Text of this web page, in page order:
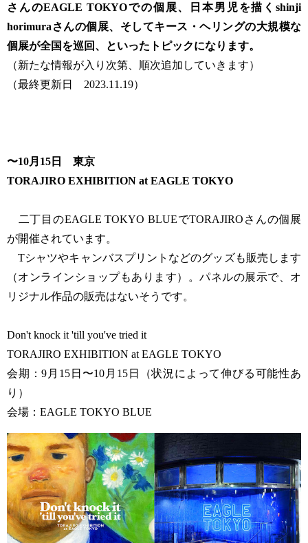
さんのEAGLE TOKYOでの個展、日本男児を描くshinji
horimuraさんの個展、そしてキース・ヘリングの大規模な
個展が全国を巡回、といったトピックになります。
（新たな情報が入り次第、順次追加していきます）
（最終更新日 2023.11.19）
〜10月15日 東京
TORAJIRO EXHIBITION at EAGLE TOKYO
二丁目のEAGLE TOKYO BLUEでTORAJIROさんの個展
が開催されています。
Tシャツやキャンバスプリントなどのグッズも販売します
（オンラインショップもあります）。パネルの展示で、オ
リジナル作品の販売はないそうです。
Don't knock it 'till you've tried it
TORAJIRO EXHIBITION at EAGLE TOKYO
会期：9月15日〜10月15日（状況によって伸びる可能性あ
り）
会場：EAGLE TOKYO BLUE